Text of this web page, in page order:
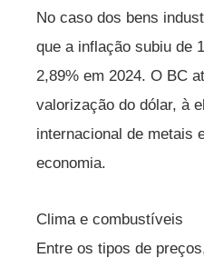
No caso dos bens
que a inflação subiu de
2,89% em 2024. O BC
valorização do dólar, à
internacional de metais
economia.
Clima e combustíveis
Entre os tipos de